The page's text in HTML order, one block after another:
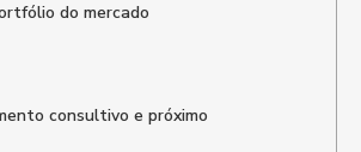
do mercado
consultivo e próximo